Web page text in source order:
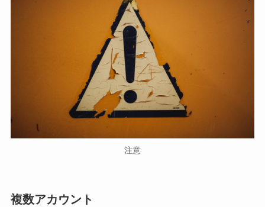
注意
複数アカウント